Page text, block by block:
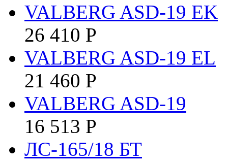
VALBERG ASD-19 EK
26 410 Р
VALBERG ASD-19 EL
21 460 Р
VALBERG ASD-19
16 513 Р
ЛС-165/18 БТ